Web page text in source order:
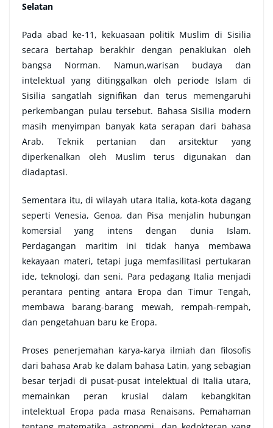
Selatan
Pada abad ke-11, kekuasaan politik Muslim di Sisilia
secara bertahap berakhir dengan penaklukan oleh
bangsa Norman. Namun,warisan budaya dan
intelektual yang ditinggalkan oleh periode Islam di
Sisilia sangatlah signifikan dan terus memengaruhi
perkembangan pulau tersebut. Bahasa Sisilia modern
masih menyimpan banyak kata serapan dari bahasa
Arab. Teknik pertanian dan arsitektur yang
diperkenalkan oleh Muslim terus digunakan dan
diadaptasi.
Sementara itu, di wilayah utara Italia, kota-kota dagang
seperti Venesia, Genoa, dan Pisa menjalin hubungan
komersial yang intens dengan dunia Islam.
Perdagangan maritim ini tidak hanya membawa
kekayaan materi, tetapi juga memfasilitasi pertukaran
ide, teknologi, dan seni. Para pedagang Italia menjadi
perantara penting antara Eropa dan Timur Tengah,
membawa barang-barang mewah, rempah-rempah,
dan pengetahuan baru ke Eropa.
Proses penerjemahan karya-karya ilmiah dan filosofis
dari bahasa Arab ke dalam bahasa Latin, yang sebagian
besar terjadi di pusat-pusat intelektual di Italia utara,
memainkan peran krusial dalam kebangkitan
intelektual Eropa pada masa Renaisans. Pemahaman